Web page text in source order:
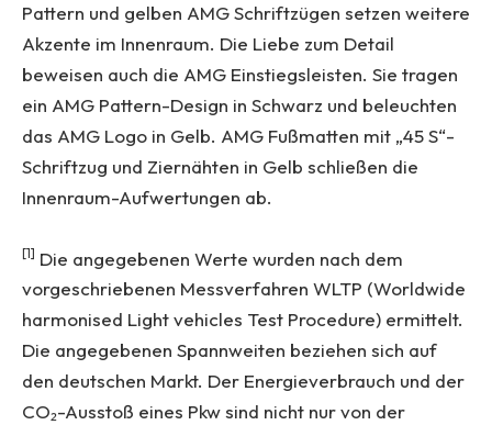
Pattern und gelben AMG Schriftzügen setzen weitere
Akzente im Innenraum. Die Liebe zum Detail
beweisen auch die AMG Einstiegsleisten. Sie tragen
ein AMG Pattern-Design in Schwarz und beleuchten
das AMG Logo in Gelb. AMG Fußmatten mit „45 S“-
Schriftzug und Ziernähten in Gelb schließen die
Innenraum-Aufwertungen ab.
[1] Die angegebenen Werte wurden nach dem
vorgeschriebenen Messverfahren WLTP (Worldwide
harmonised Light vehicles Test Procedure) ermittelt.
Die angegebenen Spannweiten beziehen sich auf
den deutschen Markt. Der Energieverbrauch und der
CO₂-Ausstoß eines Pkw sind nicht nur von der